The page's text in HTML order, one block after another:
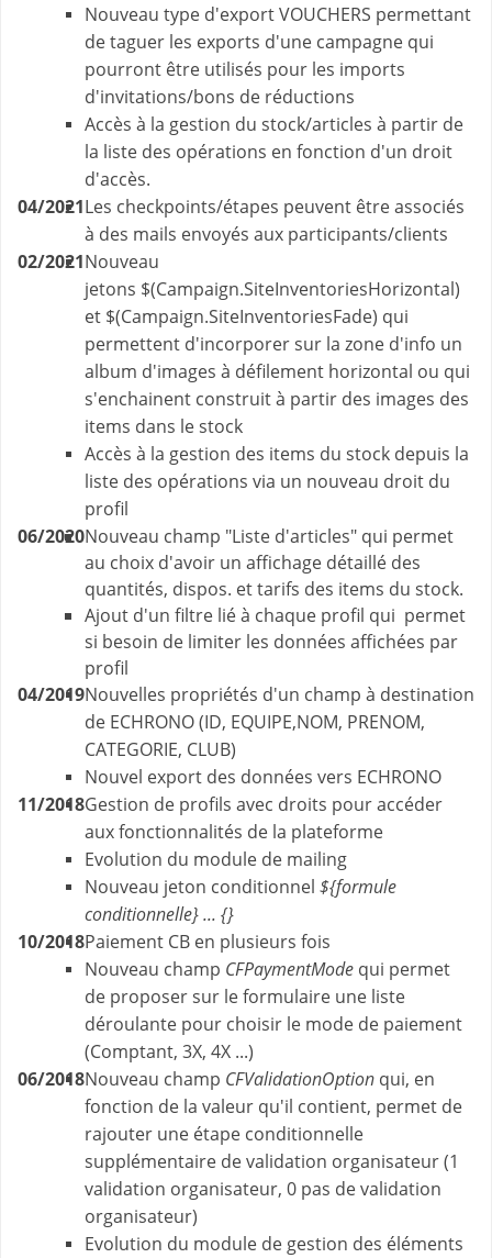
Nouveau type d'export VOUCHERS permettant
de taguer les exports d'une campagne qui
pourront être utilisés pour les imports
d'invitations/bons de réductions
Accès à la gestion du stock/articles à partir de
la liste des opérations en fonction d'un droit
d'accès.
04/2021Les checkpoints/étapes peuvent être associés
à des mails envoyés aux participants/clients
02/2021Nouveau
jetons $(Campaign.SiteInventoriesHorizontal)
et $(Campaign.SiteInventoriesFade) qui
permettent d'incorporer sur la zone d'info un
album d'images à défilement horizontal ou qui
s'enchainent construit à partir des images des
items dans le stock
Accès à la gestion des items du stock depuis la
liste des opérations via un nouveau droit du
profil
06/2020Nouveau champ "Liste d'articles" qui permet
au choix d'avoir un affichage détaillé des
quantités, dispos. et tarifs des items du stock.
Ajout d'un filtre lié à chaque profil qui permet
si besoin de limiter les données affichées par
profil
04/2019Nouvelles propriétés d'un champ à destination
de ECHRONO (ID, EQUIPE,NOM, PRENOM,
CATEGORIE, CLUB)
Nouvel export des données vers ECHRONO
11/2018Gestion de profils avec droits pour accéder
aux fonctionnalités de la plateforme
Evolution du module de mailing
Nouveau jeton conditionnel ${formule
conditionnelle} ... {}
10/2018Paiement CB en plusieurs fois
Nouveau champ CFPaymentMode qui permet
de proposer sur le formulaire une liste
déroulante pour choisir le mode de paiement
(Comptant, 3X, 4X ...)
06/2018Nouveau champ CFValidationOption qui, en
fonction de la valeur qu'il contient, permet de
rajouter une étape conditionnelle
supplémentaire de validation organisateur (1
validation organisateur, 0 pas de validation
organisateur)
Evolution du module de gestion des éléments